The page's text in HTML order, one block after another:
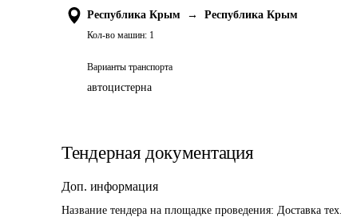
Республика Крым → Республика Крым
Кол-во машин: 1
Варианты транспорта
автоцистерна
Тендерная документация
Доп. информация
Название тендера на площадке проведения: Доставка